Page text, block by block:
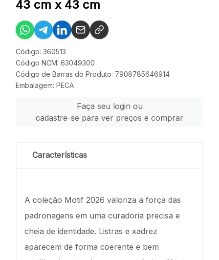
43 cm x 43 cm
Código: 360513
Código NCM: 63049300
Código de Barras do Produto: 7908785646914
Embalagem: PECA
Faça seu login ou
cadastre-se para ver preços e comprar
Características
A coleção Motif 2026 valoriza a força das
padronagens em uma curadoria precisa e
cheia de identidade. Listras e xadrez
aparecem de forma coerente e bem